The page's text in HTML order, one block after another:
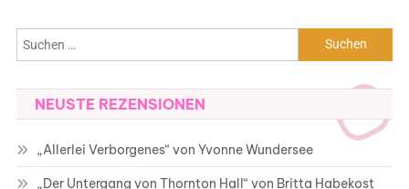
Suchen
nach:
NEUSTE REZENSIONEN
„Allerlei Verborgenes“ von Yvonne Wundersee
„Der Untergang von Thornton Hall“ von Britta Habekost